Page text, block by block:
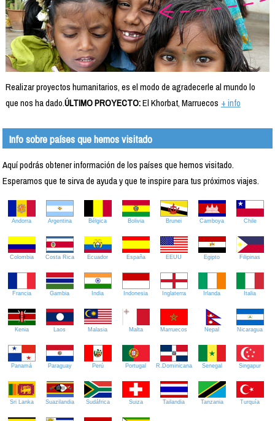
Realizar proyectos humanitarios, es el modo de agradecerle al mundo lo
que nos ha dado.ÚLTIMO PROYECTO:El Khorbat, Marruecos + info
Info sobre países que hemos visitado
Aquí podrás obtener información de los países que hemos visitado.
Esperamos que te sirva de ayuda y que te inspire para tus próximos viajes.
Andorra Argentina Bélgica Bolivia Brunei Camboya Chile
Colombia Costa Rica Ecuador España EEUU Egipto Filipinas
Francia Gambia India Indonesia Inglaterra Irlanda Italia
Kenia Laos Malasia Malta Marruecos Nepal Nicaragua
Panamá Paraguay Perú Portugal R.Dominicana Senegal Singapur
Sri Lanka Suazilandia Sudáfrica Suiza Tailandia Tanzania Turquía